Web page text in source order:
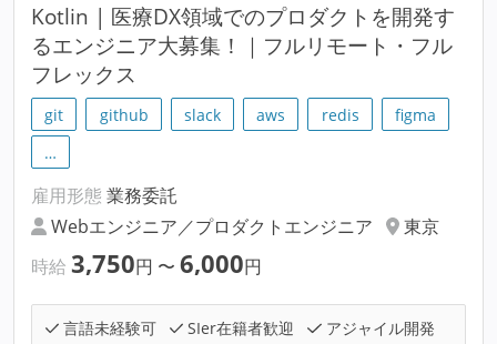
Kotlin | 医療DX領域でのプロダクトを開発す
るエンジニア大募集！｜フルリモート・フル
フレックス
git github slack aws redis
figma
…
雇用形態 業務委託
Webエンジニア／プロダクトエンジニア
東京
時給 3,750円 〜 6,000円
言語未経験可 SIer在籍者歓迎
アジャイル開発